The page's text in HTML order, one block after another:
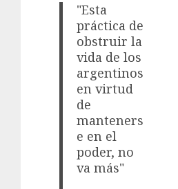
"Esta
práctica de
obstruir la
vida de los
argentinos
en virtud
de
manteners
e en el
poder, no
va más"